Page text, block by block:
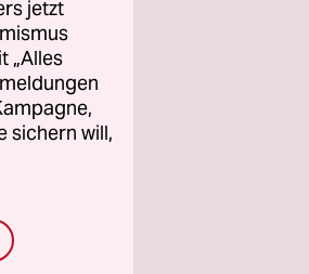
jetzt
„Alles
sichern will,